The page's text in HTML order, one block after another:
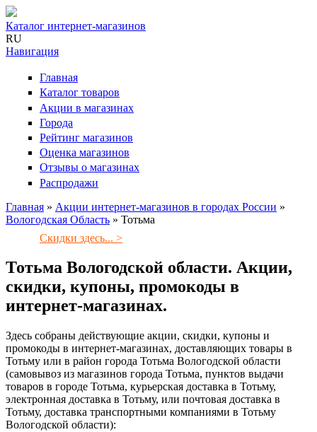
Каталог интернет-магазинов
RU
Навигация
Главная
Каталог товаров
Акции в магазинах
Города
Рейтинг магазинов
Оценка магазинов
Отзывы о магазинах
Распродажи
Вы здесь
Главная » Акции интернет-магазинов в городах России »
Вологодская Область » Тотьма
Скидки здесь... >
Тотьма Вологодской области. Акции,
скидки, купоны, промокоды в
интернет-магазинах.
Здесь собраны действующие акции, скидки, купоны и
промокоды в интернет-магазинах, доставляющих товары в
Тотьму или в район города Тотьма Вологодской области
(самовывоз из магазинов города Тотьма, пунктов выдачи
товаров в городе Тотьма, курьерская доставка в Тотьму,
электронная доставка в Тотьму, или почтовая доставка в
Тотьму, доставка транспортными компаниями в Тотьму
Вологодской области):